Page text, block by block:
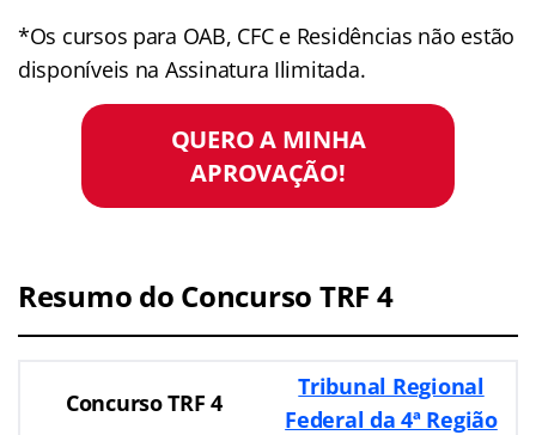
*Os cursos para OAB, CFC e Residências não estão
disponíveis na Assinatura Ilimitada.
QUERO A MINHA
APROVAÇÃO!
Resumo do Concurso TRF 4
Concurso TRF 4
Tribunal Regional
Federal da 4ª Região